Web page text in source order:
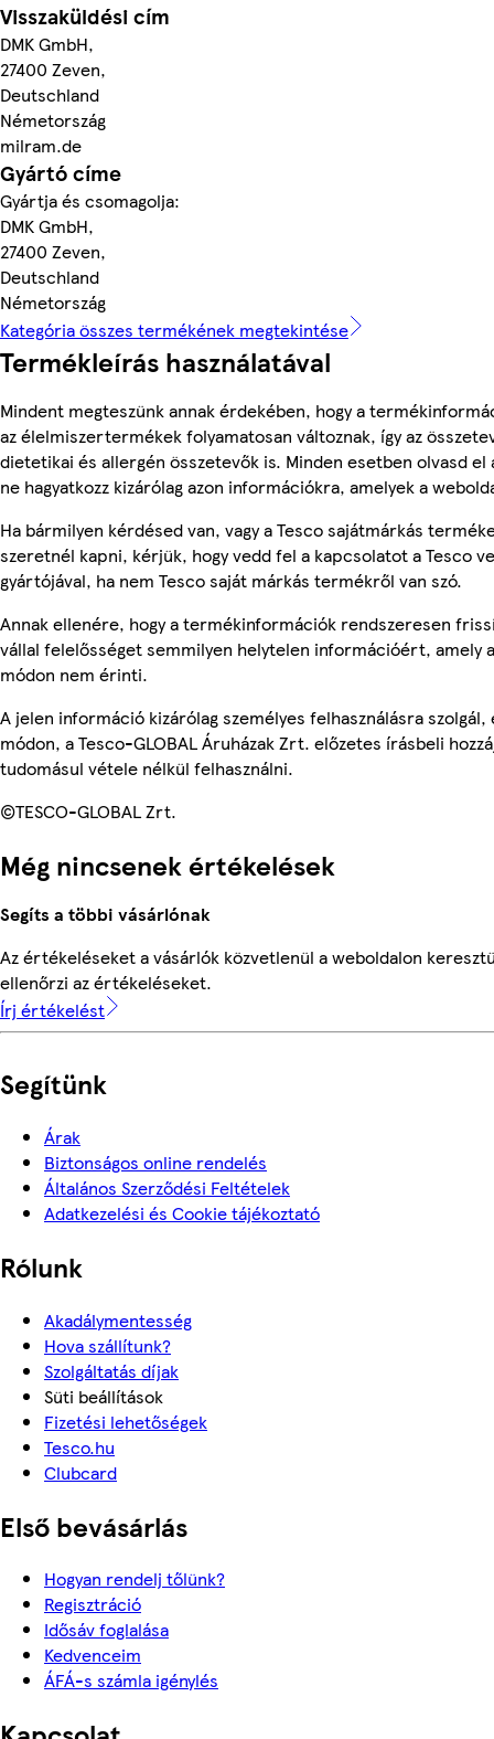
Visszaküldési cím
DMK GmbH,
27400 Zeven,
Deutschland
Németország
milram.de
Gyártó címe
Gyártja és csomagolja:
DMK GmbH,
27400 Zeven,
Deutschland
Németország
Kategória összes termékének megtekintése
Termékleírás használatával
Mindent megteszünk annak érdekében, hogy a
az élelmiszertermékek folyamatosan változnak, így az
dietetikai és allergén összetevők is. Minden esetben olvasd
ne hagyatkozz kizárólag azon információkra, amelyek a
Ha bármilyen kérdésed van, vagy a Tesco sajátmárkás
szeretnél kapni, kérjük, hogy vedd fel a kapcsolatot a Tesco
gyártójával, ha nem Tesco saját márkás termékről van szó.
Annak ellenére, hogy a termékinformációk rendszeresen
vállal felelősséget semmilyen helytelen információért, amely
módon nem érinti.
A jelen információ kizárólag személyes felhasználásra
módon, a Tesco-GLOBAL Áruházak Zrt. előzetes írásbeli
tudomásul vétele nélkül felhasználni.
©TESCO-GLOBAL Zrt.
Még nincsenek értékelések
Segíts a többi vásárlónak
Az értékeléseket a vásárlók közvetlenül a weboldalon
ellenőrzi az értékeléseket.
Írj értékelést
Segítünk
Árak
Biztonságos online rendelés
Általános Szerződési Feltételek
Adatkezelési és Cookie tájékoztató
Rólunk
Akadálymentesség
Hova szállítunk?
Szolgáltatás díjak
Süti beállítások
Fizetési lehetőségek
Tesco.hu
Clubcard
Első bevásárlás
Hogyan rendelj tőlünk?
Regisztráció
Idősáv foglalása
Kedvenceim
ÁFÁ-s számla igénylés